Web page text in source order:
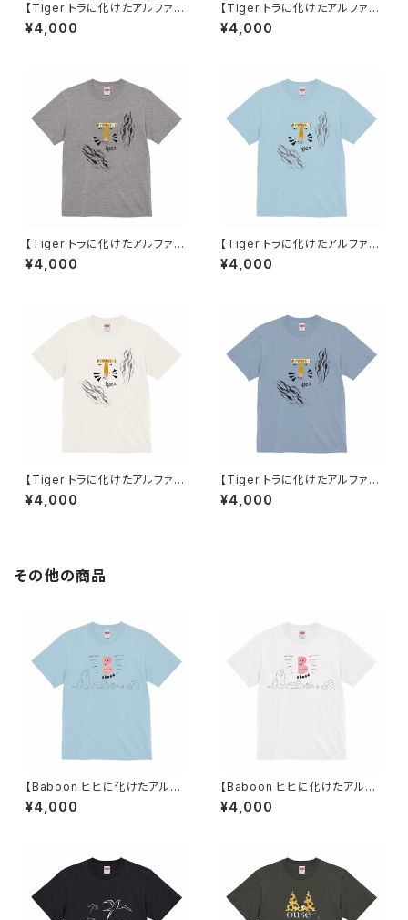
【Tiger トラに化けたアルファベ
ット】Tシャツ ライトピンク ユニ
セックス
¥4,000
【Tiger トラに化けたアルファベ
ット】Tシャツ ホワイト ユニセッ
クス
¥4,000
【Tiger トラに化けたアルファベ
ット】Tシャツ ミックスグレー ユ
ニセックス
¥4,000
【Tiger トラに化けたアルファベ
ット】Tシャツ ライトブルー ユニ
セックス
¥4,000
【Tiger トラに化けたアルファベ
ット】Tシャツ バニラホワイト ユ
ニセックス
¥4,000
【Tiger トラに化けたアルファベ
ット】Tシャツ アシッドブルー ユ
ニセックス
¥4,000
その他の商品
【Baboon ヒヒに化けたアルフ
ァベット】Tシャツ ライトブルー
ユニセックス
¥4,000
【Baboon ヒヒに化けたアルフ
ァベット】Tシャツ ホワイト ユニ
セックス
¥4,000